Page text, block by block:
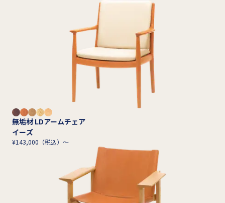
無垢材 LDアームチェア
イーズ
¥143,000（税込）～